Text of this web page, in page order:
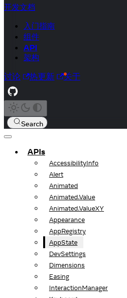
开发文档
入门指南
组件
API
架构
讨论 热更新 关于
Search
APIs
AccessibilityInfo
Alert
Animated
Animated.Value
Animated.ValueXY
Appearance
AppRegistry
AppState
DevSettings
Dimensions
Easing
InteractionManager